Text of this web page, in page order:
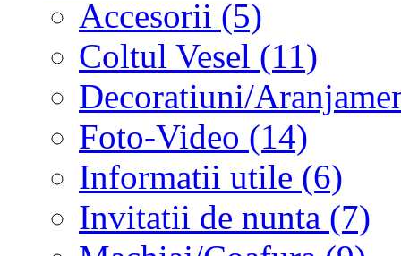
Accesorii (5)
Coltul Vesel (11)
Decoratiuni/
Foto-Video (14)
Informatii utile (6)
Invitatii de nunta (7)